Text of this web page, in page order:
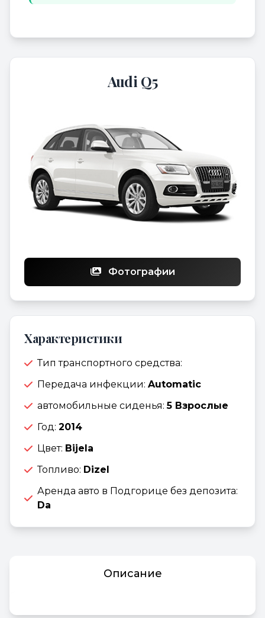
Audi Q5
Фотографии
Характеристики
Тип транспортного средства:
Передача инфекции: Automatic
автомобильные сиденья:5 Взрослые
Год: 2014
Цвет: Bijela
Топливо: Dizel
Аренда авто в Подгорице без депозита:
Da
Описание